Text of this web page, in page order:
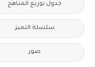
جدول توزيع المناهج
سلسله التميز
صور